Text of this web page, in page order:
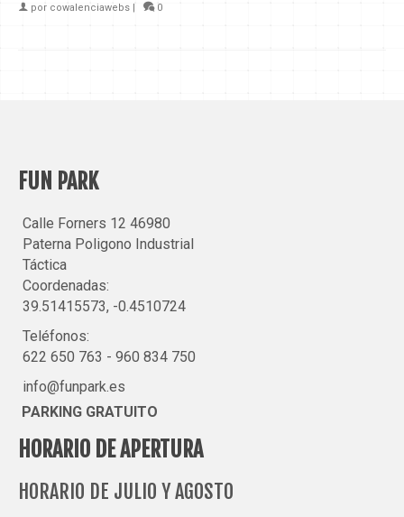
por cowalenciawebs | 0
FUN PARK
Calle Forners 12 46980
Paterna Poligono Industrial
Táctica
Coordenadas:
39.51415573, -0.4510724
Teléfonos:
622 650 763 - 960 834 750
info@funpark.es
PARKING GRATUITO
HORARIO DE APERTURA
HORARIO DE JULIO Y AGOSTO